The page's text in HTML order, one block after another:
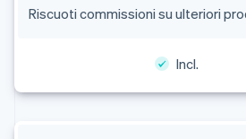
Riscuoti commissioni su ulteriori
Incl.